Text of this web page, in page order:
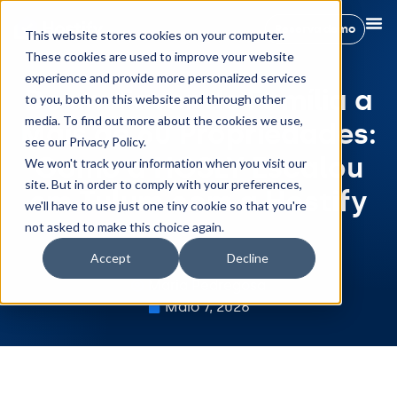
This website stores cookies on your computer.
These cookies are used to improve your website
experience and provide more personalized services
to you, both on this website and through other
media. To find out more about the cookies we use,
see our Privacy Policy.
We won't track your information when you visit our
site. But in order to comply with your preferences,
we'll have to use just one tiny cookie so that you're
not asked to make this choice again.
Accept Decline
Reserva demo
De um Favor de Família a
Mais de 60 Propriedades:
Como a HOSLY Escalou
em Tulum com a Hostify
Maio 7, 2026